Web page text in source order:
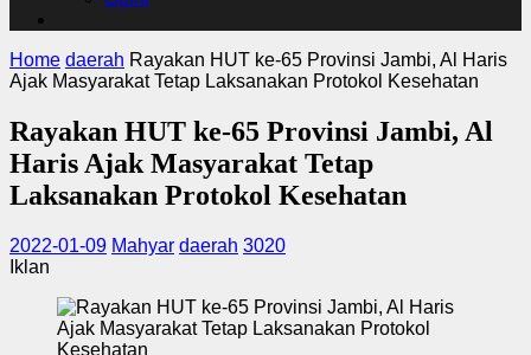
Home daerah Rayakan HUT ke-65 Provinsi Jambi, Al Haris
Ajak Masyarakat Tetap Laksanakan Protokol Kesehatan
Rayakan HUT ke-65 Provinsi Jambi, Al
Haris Ajak Masyarakat Tetap
Laksanakan Protokol Kesehatan
2022-01-09 Mahyar daerah 3020
Iklan